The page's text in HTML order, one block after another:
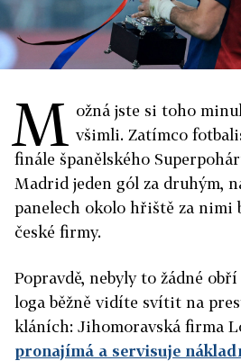
M ožná jste si toho
všimli. Zatímco
finále španělského
Madrid jeden gól za druhým,
panelech okolo hřiště za nimi
české firmy.
Popravdě, nebyly to žádné
loga běžně vidíte svítit na
kláních: Jihomoravská firma
pronajímá a servisuje